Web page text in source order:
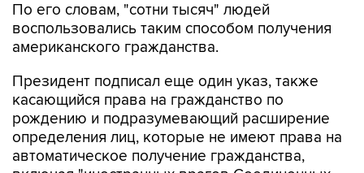
По его словам, "сотни тысяч" людей
воспользовались таким способом получения
американского гражданства.
Президент подписал еще один указ, также
касающийся права на гражданство по
рождению и подразумевающий расширение
определения лиц, которые не имеют права на
автоматическое получение гражданства,